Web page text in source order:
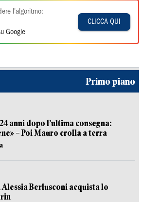
l'algoritmo:
Google
CLICCA QUI
Primo piano
anni dopo l’ultima consegna:
– Poi Mauro crolla a terra
Berlusconi acquista lo